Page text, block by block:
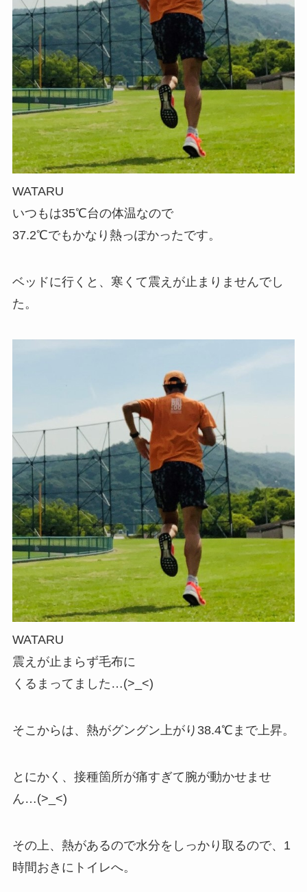
WATARU
いつもは35℃台の体温なので
37.2℃でもかなり熱っぽかったです。
ベッドに行くと、寒くて震えが止まりませんでし
た。
WATARU
震えが止まらず毛布に
くるまってました…(>_<)
そこからは、熱がグングン上がり38.4℃まで上昇。
とにかく、接種箇所が痛すぎて腕が動かせませ
ん…(>_<)
その上、熱があるので水分をしっかり取るので、1
時間おきにトイレへ。